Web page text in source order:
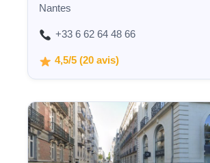
Nantes
+33 6 62 64 48 66
4,5/5 (20 avis)